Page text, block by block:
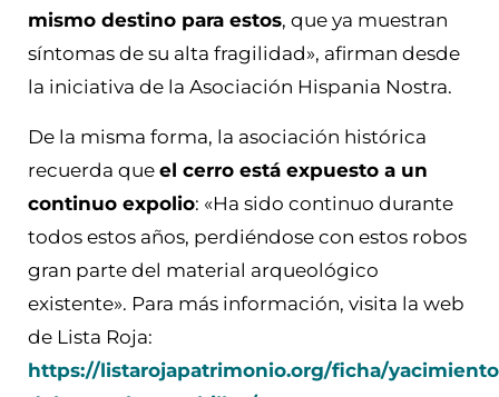
mismo destino para estos, que ya muestran
síntomas de su alta fragilidad», afirman desde
la iniciativa de la Asociación Hispania Nostra.
De la misma forma, la asociación histórica
recuerda que el cerro está expuesto a un
continuo expolio: «Ha sido continuo durante
todos estos años, perdiéndose con estos robos
gran parte del material arqueológico
existente». Para más información, visita la web
de Lista Roja:
https://listarojapatrimonio.org/ficha/